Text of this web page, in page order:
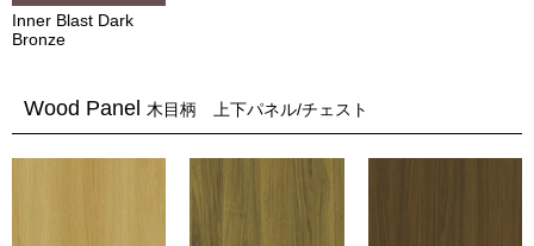
Inner Blast Dark
Bronze
Wood Panel 木目柄 上下パネル/チェスト